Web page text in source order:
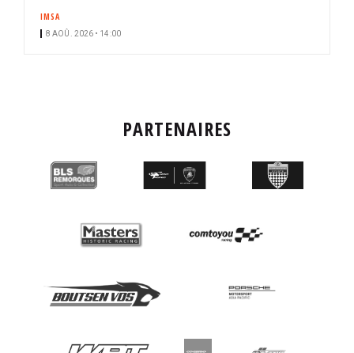
IMSA
8 AOÛ. 2026 • 14:00
PARTENAIRES